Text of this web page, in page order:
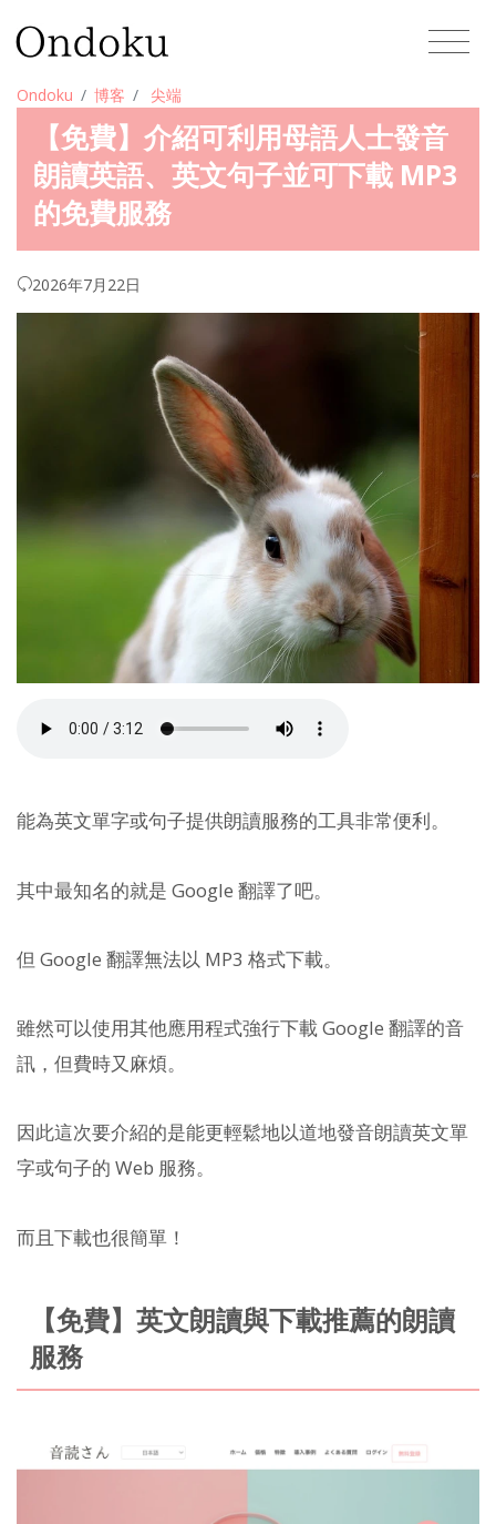
Ondoku 博客 尖端
【免費】介紹可利用母語人士發音
朗讀英語、英文句子並可下載 MP3
的免費服務
2026年7月22日
能為英文單字或句子提供朗讀服務的工具非常便利。
其中最知名的就是 Google 翻譯了吧。
但 Google 翻譯無法以 MP3 格式下載。
雖然可以使用其他應用程式強行下載 Google 翻譯的音
訊，但費時又麻煩。
因此這次要介紹的是能更輕鬆地以道地發音朗讀英文單
字或句子的 Web 服務。
而且下載也很簡單！
【免費】英文朗讀與下載推薦的朗讀
服務